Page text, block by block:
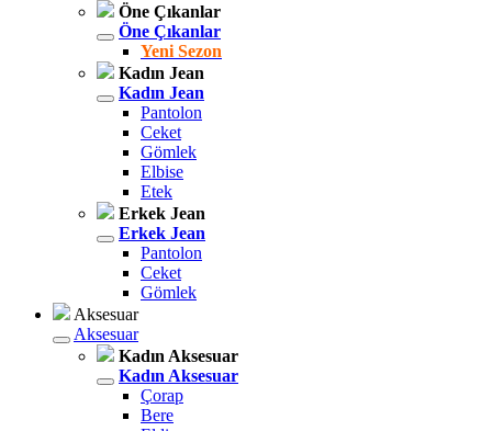
Öne Çıkanlar
Öne Çıkanlar
Yeni Sezon
Kadın Jean
Kadın Jean
Pantolon
Ceket
Gömlek
Elbise
Etek
Erkek Jean
Erkek Jean
Pantolon
Ceket
Gömlek
Aksesuar
Aksesuar
Kadın Aksesuar
Kadın Aksesuar
Çorap
Bere